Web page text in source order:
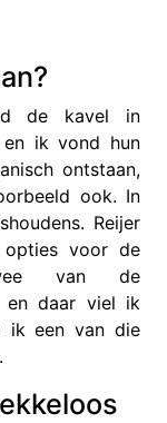
de kavel in
en ik vond hun
ontstaan,
ook. In
Reijer
opties voor de
van de
en daar viel ik
ik een van die